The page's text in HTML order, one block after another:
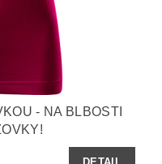
- NA BLBOSTI